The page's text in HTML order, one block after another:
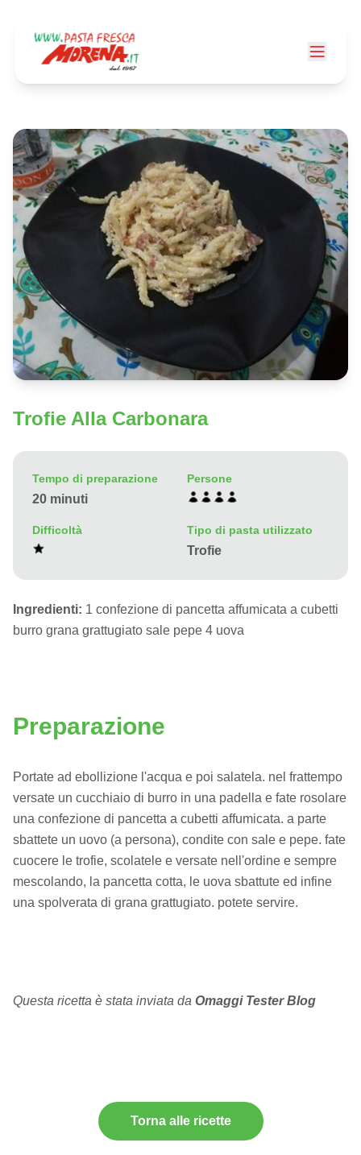
Trofie Alla Carbonara
Tempo di preparazione
20 minuti
Persone
Difficoltà Tipo di pasta utilizzato
Trofie
Ingredienti: 1 confezione di pancetta affumicata a cubetti
burro grana grattugiato sale pepe 4 uova
Preparazione
Portate ad ebollizione l'acqua e poi salatela. nel frattempo
versate un cucchiaio di burro in una padella e fate rosolare
una confezione di pancetta a cubetti affumicata. a parte
sbattete un uovo (a persona), condite con sale e pepe. fate
cuocere le trofie, scolatele e versate nell'ordine e sempre
mescolando, la pancetta cotta, le uova sbattute ed infine
una spolverata di grana grattugiato. potete servire.
Questa ricetta è stata inviata da Omaggi Tester Blog
Torna alle ricette